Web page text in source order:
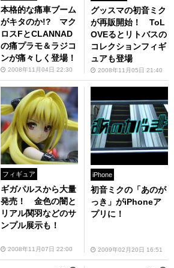
本格的な痛車ブーム
がキタのか!? マク
ロスFとCLANNAD
の痛プラモ＆ラジコ
ンが痛々しく登場！
2008年11月04日 22:30
グッスマの初音ミク
が再販開始！ ToL
OVEるとリトバスの
コレクションフィギ
ュアも登場
2008年11月05日 21:40
フィギュア
ギガパルスから大量
発売！ 金色の闇と
リアル関羽などのサ
ンプル展示も！
2008年11月07日 22:00
iPhone
初音ミクの「あのが
っき」がiPhoneア
プリに！
2009年02月20日 16:51